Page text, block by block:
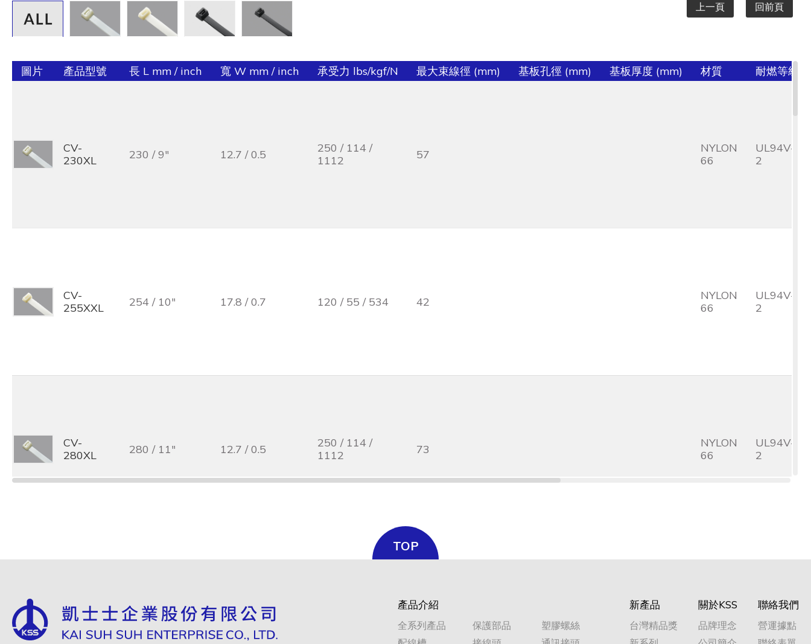
上一頁 回前頁
圖片 產品型號 長 L mm / inch 寬 W mm / inch 承受力 lbs/kgf/N 最大束線徑 (mm) 基板孔徑 (mm) 基板厚度 (mm) 材質 耐燃等級
CV-
230XL
230 / 9" 12.7 / 0.5
250 / 114 /
1112
57
NYLON
66
UL94V-
2
CV-
255XXL
254 / 10" 17.8 / 0.7 120 / 55 / 534 42
NYLON
66
UL94V-
2
CV-
280XL
280 / 11" 12.7 / 0.5
250 / 114 /
1112
73
NYLON
66
UL94V-
2
380XL
105
66
2
TOP
產品介紹
全系列產品
保護部品
塑膠螺絲
新產品
台灣精品獎
關於KSS
品牌理念
聯絡我們
營運據點